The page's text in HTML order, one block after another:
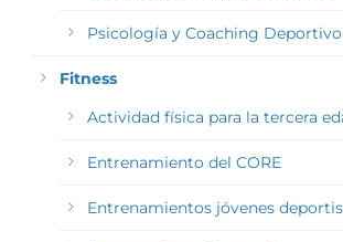
Psicología y Coaching Deportivo
Fitness
Actividad física para la tercera
Entrenamiento del CORE
Entrenamientos jóvenes